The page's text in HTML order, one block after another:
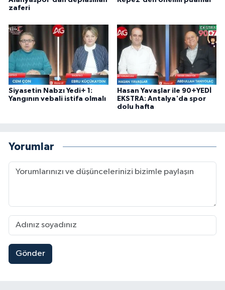
zaferi
Siyasetin Nabzı Yedi+ 1:
Yangının vebali istifa olmalı
Hasan Yavaşlar ile 90+YEDİ
EKSTRA: Antalya'da spor
dolu hafta
Yorumlar
Gönder